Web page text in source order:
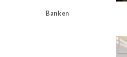
Banken